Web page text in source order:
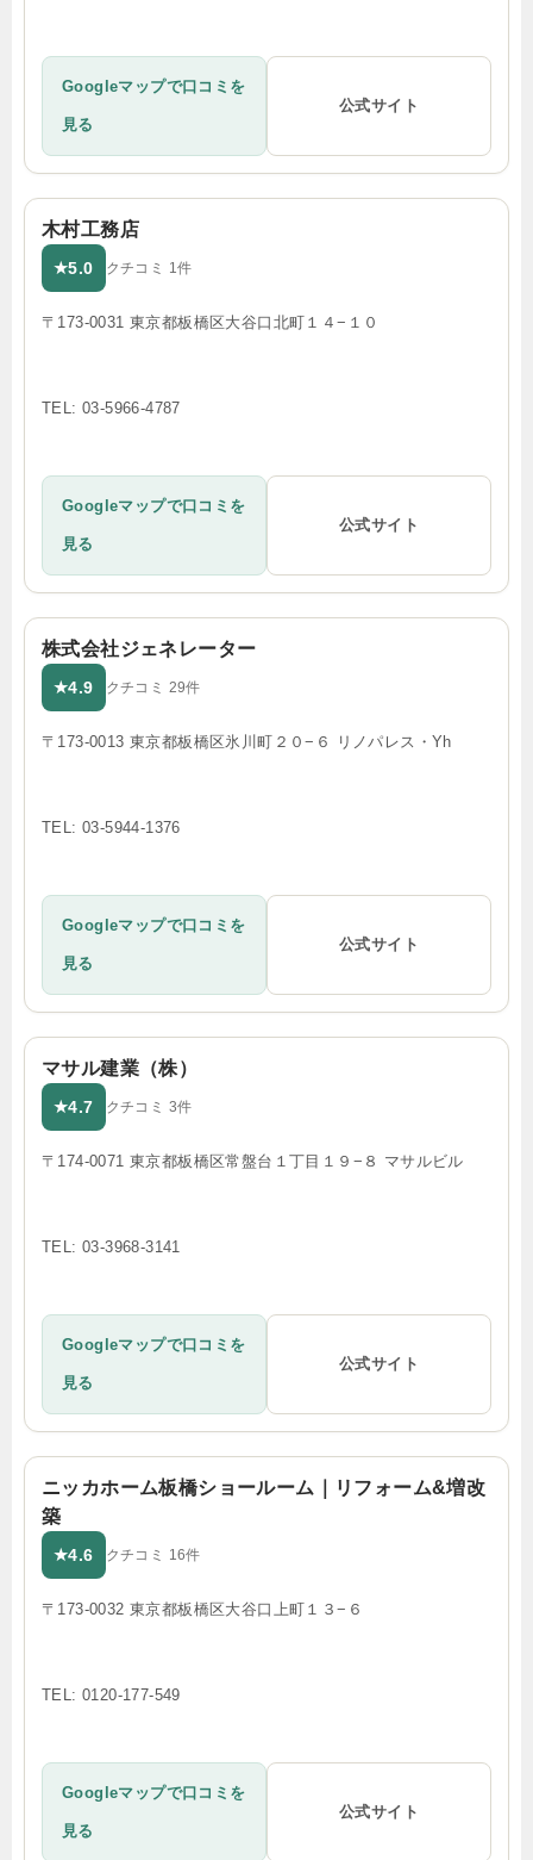
Googleマップで口コミを
見る
公式サイト
木村工務店
★5.0 クチコミ 1件
〒173-0031 東京都板橋区大谷口北町１４−１０
TEL: 03-5966-4787
Googleマップで口コミを
見る
公式サイト
株式会社ジェネレーター
★4.9 クチコミ 29件
〒173-0013 東京都板橋区氷川町２０−６ リノパレス・Yh
TEL: 03-5944-1376
Googleマップで口コミを
見る
公式サイト
マサル建業（株）
★4.7 クチコミ 3件
〒174-0071 東京都板橋区常盤台１丁目１９−８ マサルビル
TEL: 03-3968-3141
Googleマップで口コミを
見る
公式サイト
ニッカホーム板橋ショールーム｜リフォーム&増改
築
★4.6 クチコミ 16件
〒173-0032 東京都板橋区大谷口上町１３−６
TEL: 0120-177-549
Googleマップで口コミを
見る
公式サイト